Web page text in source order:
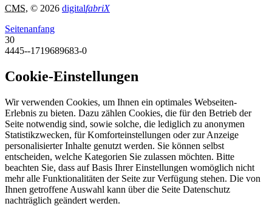
CMS, © 2026 digitalfabriX
Seitenanfang
30
4445--1719689683-0
Cookie-Einstellungen
Wir verwenden Cookies, um Ihnen ein optimales Webseiten-
Erlebnis zu bieten. Dazu zählen Cookies, die für den Betrieb der
Seite notwendig sind, sowie solche, die lediglich zu anonymen
Statistikzwecken, für Komforteinstellungen oder zur Anzeige
personalisierter Inhalte genutzt werden. Sie können selbst
entscheiden, welche Kategorien Sie zulassen möchten. Bitte
beachten Sie, dass auf Basis Ihrer Einstellungen womöglich nicht
mehr alle Funktionalitäten der Seite zur Verfügung stehen. Die von
Ihnen getroffene Auswahl kann über die Seite Datenschutz
nachträglich geändert werden.